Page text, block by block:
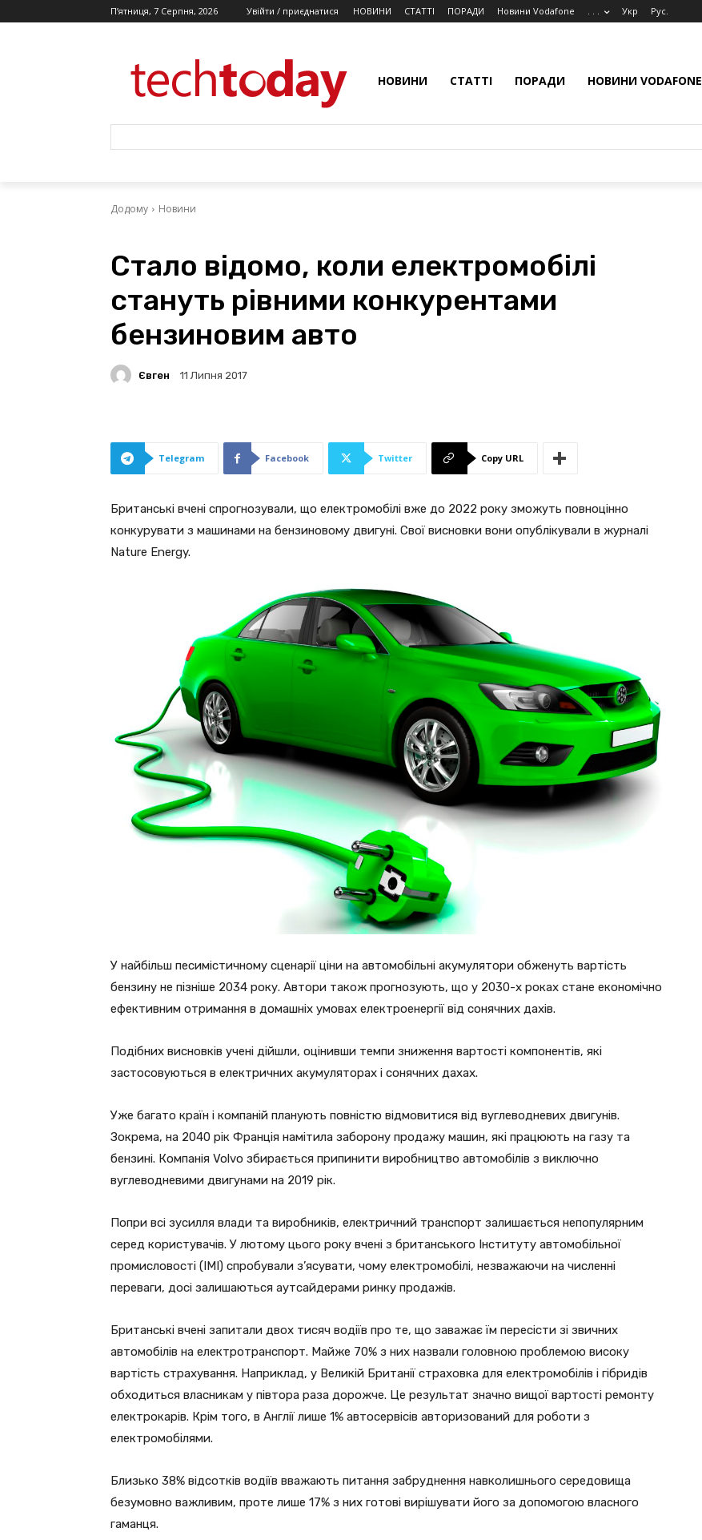
П’ятниця, 7 Серпня, 2026 Увійти / приєднатися НОВИНИ СТАТТІ ПОРАДИ Новини Vodafone . . . Укр Рус.
НОВИНИ СТАТТІ ПОРАДИ НОВИНИ VODAFONE
Додому Новини
Стало відомо, коли електромобілі
стануть рівними конкурентами
бензиновим авто
Євген 11 Липня 2017
Telegram Facebook Twitter Copy URL
Британські вчені спрогнозували, що електромобілі вже до 2022 року зможуть повноцінно
конкурувати з машинами на бензиновому двигуні. Свої висновки вони опублікували в журналі
Nature Energy.
У найбільш песимістичному сценарії ціни на автомобільні акумулятори обженуть вартість
бензину не пізніше 2034 року. Автори також прогнозують, що у 2030-х роках стане економічно
ефективним отримання в домашніх умовах електроенергії від сонячних дахів.
Подібних висновків учені дійшли, оцінивши темпи зниження вартості компонентів, які
застосовуються в електричних акумуляторах і сонячних дахах.
Уже багато країн і компаній планують повністю відмовитися від вуглеводневих двигунів.
Зокрема, на 2040 рік Франція намітила заборону продажу машин, які працюють на газу та
бензині. Компанія Volvo збирається припинити виробництво автомобілів з виключно
вуглеводневими двигунами на 2019 рік.
Попри всі зусилля влади та виробників, електричний транспорт залишається непопулярним
серед користувачів. У лютому цього року вчені з британського Інституту автомобільної
промисловості (IMI) спробували з’ясувати, чому електромобілі, незважаючи на численні
переваги, досі залишаються аутсайдерами ринку продажів.
Британські вчені запитали двох тисяч водіїв про те, що заважає їм пересісти зі звичних
автомобілів на електротранспорт. Майже 70% з них назвали головною проблемою високу
вартість страхування. Наприклад, у Великій Британії страховка для електромобілів і гібридів
обходиться власникам у півтора раза дорожче. Це результат значно вищої вартості ремонту
електрокарів. Крім того, в Англії лише 1% автосервісів авторизований для роботи з
електромобілями.
Близько 38% відсотків водіїв вважають питання забруднення навколишнього середовища
безумовно важливим, проте лише 17% з них готові вирішувати його за допомогою власного
гаманця.